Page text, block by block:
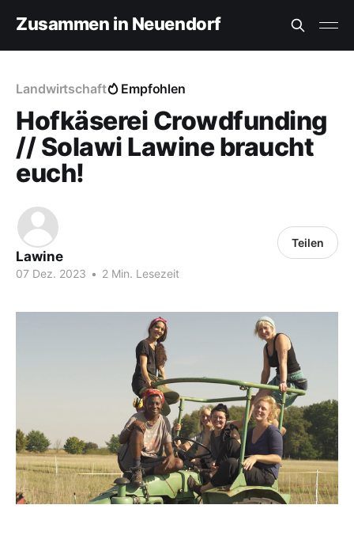
Zusammen in Neuendorf
Landwirtschaft Empfohlen
Hofkäserei Crowdfunding
// Solawi Lawine braucht
euch!
Lawine
07 Dez. 2023 • 2 Min. Lesezeit
Teilen